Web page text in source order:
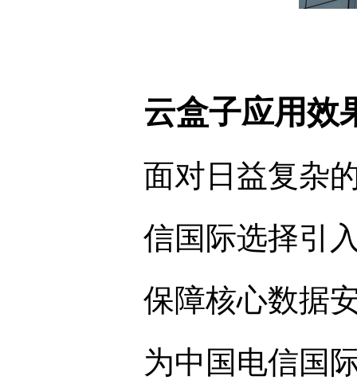
云盒子应用效
面对日益复杂
信国际选择引
保障核心数据
为中国电信国